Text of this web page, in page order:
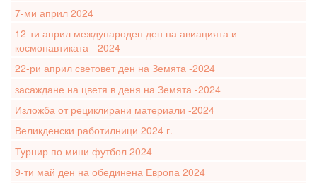
7-ми април 2024
12-ти април международен ден на авиацията и
космонавтиката - 2024
22-ри април световет ден на Земята -2024
засаждане на цветя в деня на Земята -2024
Изложба от рециклирани материали -2024
Великденски работилници 2024 г.
Турнир по мини футбол 2024
9-ти май ден на обединена Европа 2024